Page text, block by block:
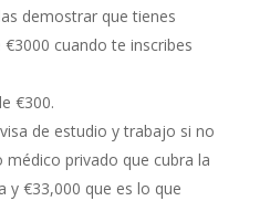
demostrar que tienes
cuando te inscribes
€300.
de estudio y trabajo si no
médico privado que cubra la
y €33,000 que es lo que